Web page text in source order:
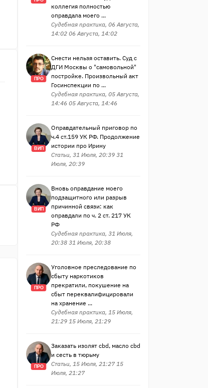
коллегия полностью
оправдала моего ...
Судебная практика, 06 Августа,
14:02 06 Августа, 14:02
ПРО
Снести нельзя оставить. Суд с
ДГИ Москвы о "самовольной"
постройке. Произвольный акт
Госинспекции по ...
Судебная практика, 05 Августа,
14:46 05 Августа, 14:46
ВИП
Оправдательный приговор по
ч.4 ст.159 УК РФ. Продолжение
истории про Ирину
Статьи, 31 Июля, 20:39 31
Июля, 20:39
ВИП
Вновь оправдание моего
подзащитного или разрыв
причинной связи: как
оправдали по ч. 2 ст. 217 УК
РФ
Судебная практика, 31 Июля,
20:38 31 Июля, 20:38
ПРО
Уголовное преследование по
сбыту наркотиков
прекратили, покушение на
сбыт переквалифицировали
на хранение ...
Судебная практика, 15 Июля,
21:29 15 Июля, 21:29
ПРО
Заказать изолят cbd, масло cbd
и сесть в тюрьму
Статьи, 15 Июля, 21:27 15
Июля, 21:27